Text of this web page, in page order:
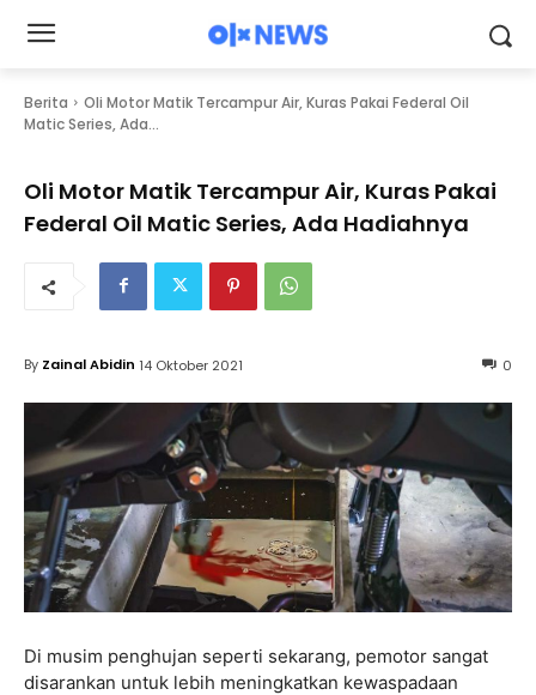
Berita
Oli Motor Matik Tercampur Air, Kuras Pakai Federal Oil
Matic Series, Ada...
Oli Motor Matik Tercampur Air, Kuras Pakai
Federal Oil Matic Series, Ada Hadiahnya
0
By Zainal Abidin 14 Oktober 2021
Di musim penghujan seperti sekarang, pemotor sangat
disarankan untuk lebih meningkatkan kewaspadaan